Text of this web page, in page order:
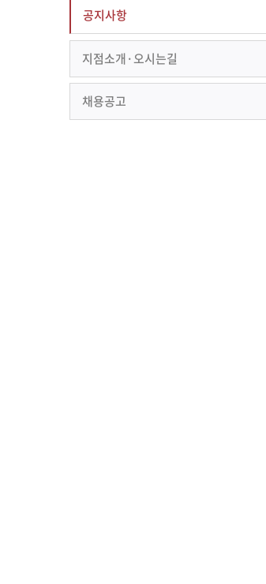
공지사항
지점소개·오시는길
채용공고